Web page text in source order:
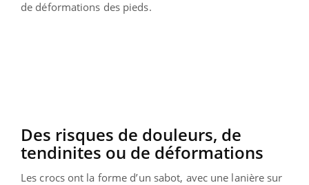
de déformations des pieds.
Des risques de douleurs, de
tendinites ou de déformations
Les crocs ont la forme d’un sabot, avec une lanière sur